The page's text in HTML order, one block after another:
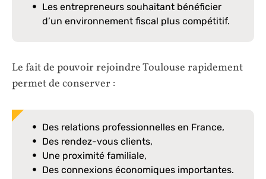
Les entrepreneurs souhaitant bénéficier
d’un environnement fiscal plus compétitif.
Le fait de pouvoir rejoindre Toulouse rapidement
permet de conserver :
Des relations professionnelles en France,
Des rendez-vous clients,
Une proximité familiale,
Des connexions économiques importantes.